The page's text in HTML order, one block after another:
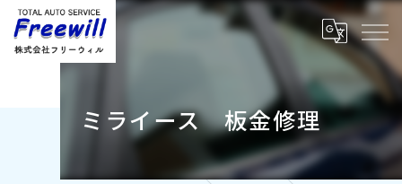
ミライース 板金修理